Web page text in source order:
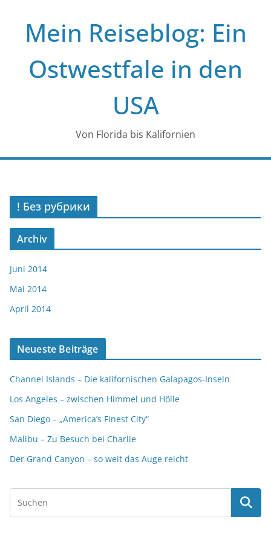
springenMein Reiseblog: Ein
Ostwestfale in den
USA
Von Florida bis Kalifornien
! Без рубрики
Archiv
Juni 2014
Mai 2014
April 2014
Neueste Beiträge
Channel Islands – Die kalifornischen Galapagos-Inseln
Los Angeles – zwischen Himmel und Hölle
San Diego – „America’s Finest City“
Malibu – Zu Besuch bei Charlie
Der Grand Canyon – so weit das Auge reicht